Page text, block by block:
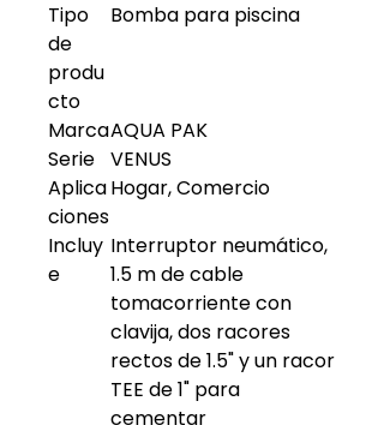
Tipo
de
produ
cto
Bomba para piscina
MarcaAQUA PAK
Serie VENUS
Aplica
ciones
Hogar, Comercio
Incluy
e
Interruptor neumático,
1.5 m de cable
tomacorriente con
clavija, dos racores
rectos de 1.5" y un racor
TEE de 1" para
cementar